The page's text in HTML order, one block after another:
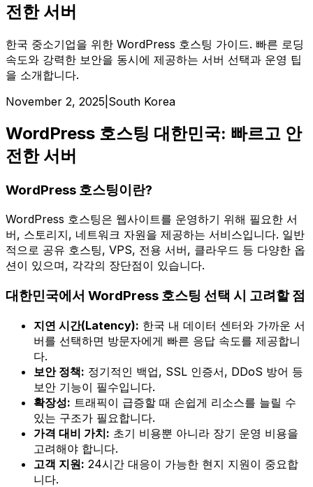
전한 서버
한국 중소기업을 위한 WordPress 호스팅 가이드. 빠른 로딩
속도와 강력한 보안을 동시에 제공하는 서버 선택과 운영 팁
을 소개합니다.
November 2, 2025 South Korea
WordPress 호스팅 대한민국: 빠르고 안
전한 서버
WordPress 호스팅이란?
WordPress 호스팅은 웹사이트를 운영하기 위해 필요한 서
버, 스토리지, 네트워크 자원을 제공하는 서비스입니다. 일반
적으로 공유 호스팅, VPS, 전용 서버, 클라우드 등 다양한 옵
션이 있으며, 각각의 장단점이 있습니다.
대한민국에서 WordPress 호스팅 선택 시 고려할 점
지연 시간(Latency): 한국 내 데이터 센터와 가까운 서
버를 선택하면 방문자에게 빠른 응답 속도를 제공합니
다.
보안 정책: 정기적인 백업, SSL 인증서, DDoS 방어 등
보안 기능이 필수입니다.
확장성: 트래픽이 급증할 때 손쉽게 리소스를 늘릴 수
있는 구조가 필요합니다.
가격 대비 가치: 초기 비용뿐 아니라 장기 운영 비용을
고려해야 합니다.
고객 지원: 24시간 대응이 가능한 현지 지원이 중요합
니다.